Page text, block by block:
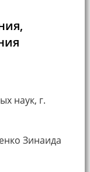
наук, г.
Зинаида